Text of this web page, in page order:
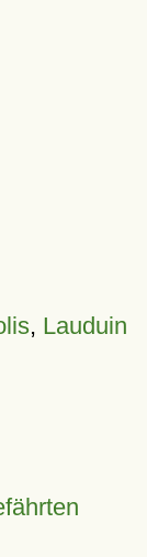
, Lauduin